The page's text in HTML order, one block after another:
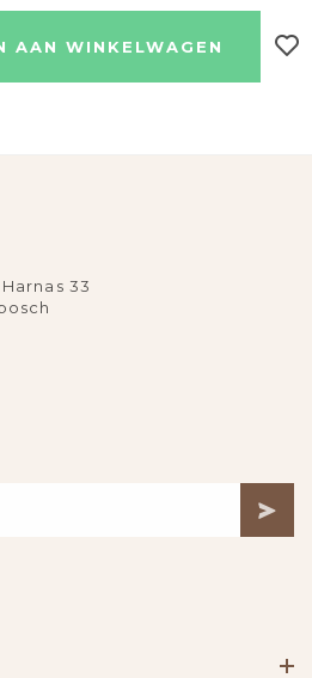
AAN WINKELWAGEN
33